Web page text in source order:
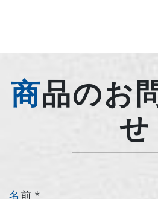
商品のお問い合わ
せ
名前 *